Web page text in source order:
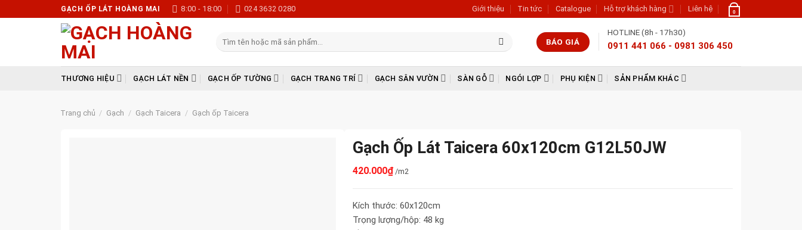
to
GẠCH ỐP LÁT HOÀNG MAI 8:00 - 18:00 024 3632 0280 Giới thiệu Tin tức Catalogue Hỗ trợ khách hàng Liên hệ 0
Tìm
BÁO GIÁ
HOTLINE (8h - 17h30)
0911 441 066 - 0981 306 450
THƯƠNG HIỆU GẠCH LÁT NỀN GẠCH ỐP TƯỜNG GẠCH TRANG TRÍ GẠCH SÂN VƯỜN SÀN GỖ NGÓI LỢP PHỤ KIỆN SẢN PHẨM KHÁC
Trang chủ / Gạch / Gạch Taicera / Gạch ốp Taicera
Gạch Ốp Lát Taicera 60x120cm G12L50JW
420.000₫ /m2
Kích thước: 60x120cm
Trọng lượng/hộp: 48 kg